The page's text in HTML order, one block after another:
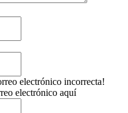
electrónico incorrecta!
electrónico aquí